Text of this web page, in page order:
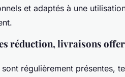
et adaptés à une
réduction, livraisons
régulièrement présentes,